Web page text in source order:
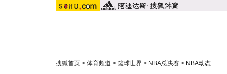
搜狐首页 > 体育频道 > 篮球世界 > NBA总决赛 > NBA动态